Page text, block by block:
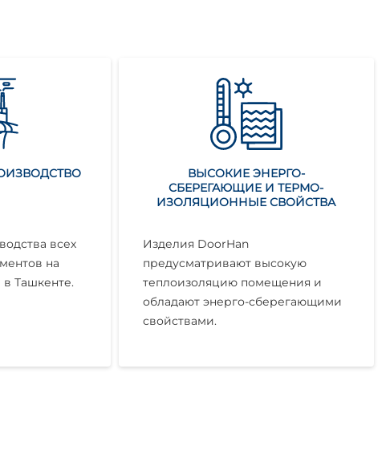
всех
на
в Ташкенте.
ВЫСОКИЕ ЭНЕРГО-
СБЕРЕГАЮЩИЕ И ТЕРМО-
ИЗОЛЯЦИОННЫЕ СВОЙСТВА
Изделия DoorHan
предусматривают высокую
теплоизоляцию помещения и
обладают энерго-сберегающими
свойствами.